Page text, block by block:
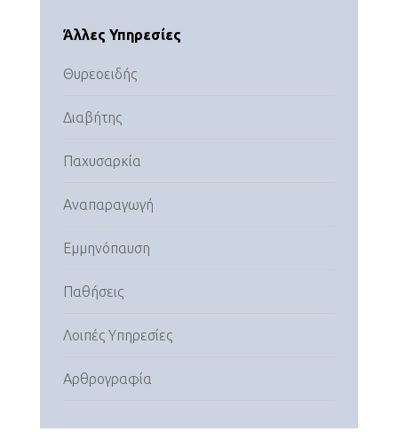
Άλλες Υπηρεσίες
Θυρεοειδής
Διαβήτης
Παχυσαρκία
Αναπαραγωγή
Εμμηνόπαυση
Παθήσεις
Λοιπές Υπηρεσίες
Αρθρογραφία